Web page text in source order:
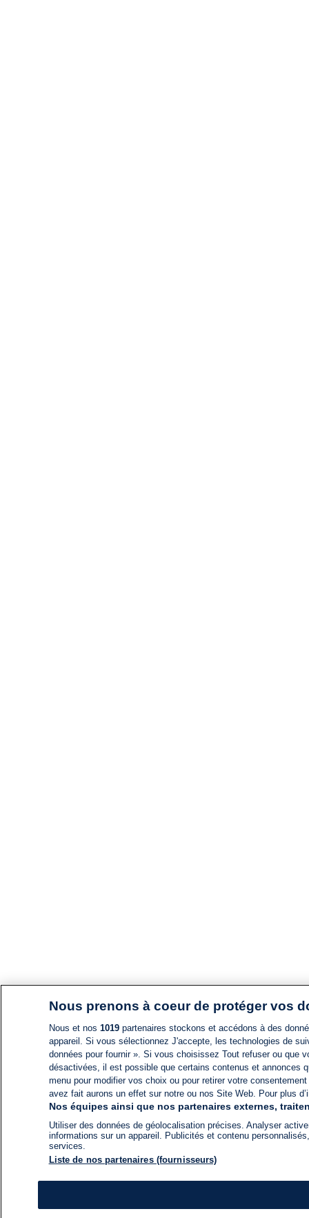
Nous prenons à coeur de protéger vos
Nous et nos 1019partenaires stockons et accédons à des
appareil. Si vous sélectionnez J'accepte, les technologies de
données pour fournir ». Si vous choisissez Tout refuser ou
désactivées, il est possible que certains contenus et annonces
menu pour modifier vos choix ou pour retirer votre
avez fait aurons un effet sur notre ou nos Site Web. Pour plus
Nos équipes ainsi que nos partenaires externes,
Utiliser des données de géolocalisation précises. Analyser
informations sur un appareil. Publicités et contenu
services.
Liste de nos partenaires (fournisseurs)